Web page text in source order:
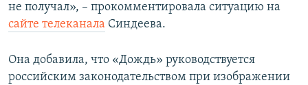
не получал», – прокомментировала ситуацию на
сайте телеканала Синдеева.
Она добавила, что «Дождь» руководствуется
российским законодательством при изображении